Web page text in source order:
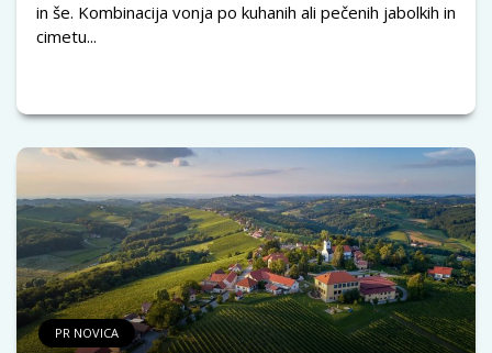
in še. Kombinacija vonja po kuhanih ali pečenih jabolkih in
cimetu...
PR NOVICA